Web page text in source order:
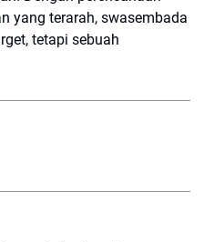
yang terarah, swasembada
tetapi sebuah